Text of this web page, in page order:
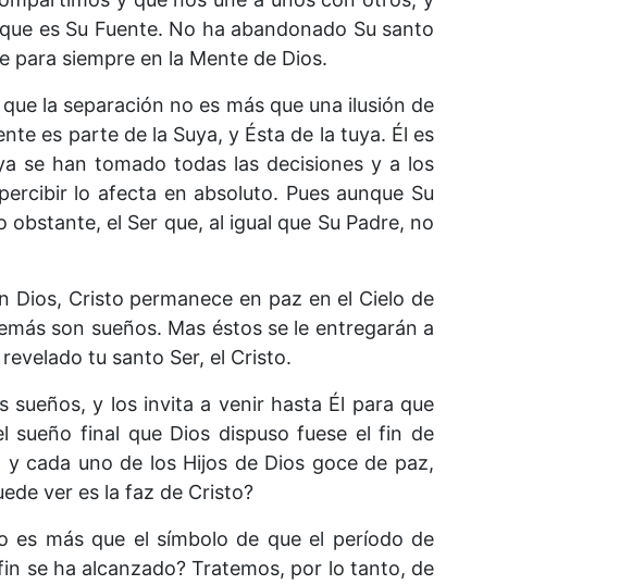
es Su Fuente. No ha abandonado Su santo
para siempre en la Mente de Dios.
la separación no es más que una ilusión de
es parte de la Suya, y Ésta de la tuya. Él es
se han tomado todas las decisiones y a los
lo afecta en absoluto. Pues aunque Su
el Ser que, al igual que Su Padre, no
Dios, Cristo permanece en paz en el Cielo de
son sueños. Mas éstos se le entregarán a
tu santo Ser, el Cristo.
y los invita a venir hasta Él para que
sueño final que Dios dispuso fuese el fin de
cada uno de los Hijos de Dios goce de paz,
ver es la faz de Cristo?
más que el símbolo de que el período de
se ha alcanzado? Tratemos, por lo tanto, de